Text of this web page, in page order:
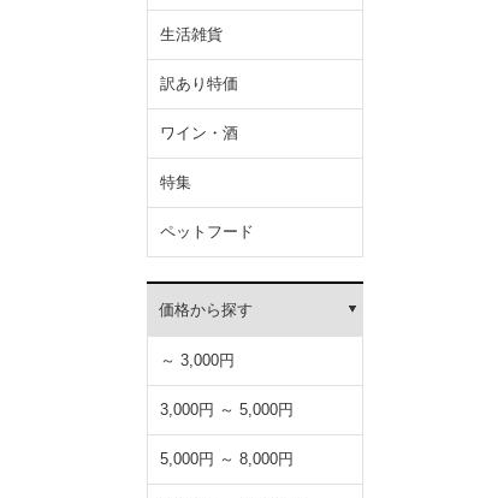
生活雑貨
訳あり特価
ワイン・酒
特集
ペットフード
価格から探す
～ 3,000円
3,000円 ～ 5,000円
5,000円 ～ 8,000円